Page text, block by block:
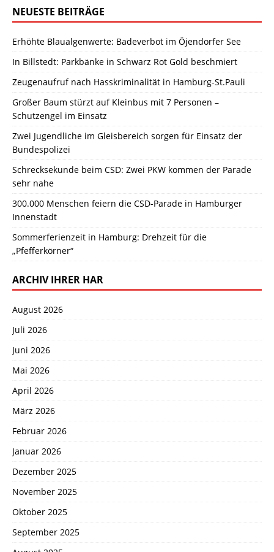
NEUESTE BEITRÄGE
Erhöhte Blaualgenwerte: Badeverbot im Öjendorfer See
In Billstedt: Parkbänke in Schwarz Rot Gold beschmiert
Zeugenaufruf nach Hasskriminalität in Hamburg-St.Pauli
Großer Baum stürzt auf Kleinbus mit 7 Personen –
Schutzengel im Einsatz
Zwei Jugendliche im Gleisbereich sorgen für Einsatz der
Bundespolizei
Schrecksekunde beim CSD: Zwei PKW kommen der Parade
sehr nahe
300.000 Menschen feiern die CSD-Parade in Hamburger
Innenstadt
Sommerferienzeit in Hamburg: Drehzeit für die
„Pfefferkörner“
ARCHIV IHRER HAR
August 2026
Juli 2026
Juni 2026
Mai 2026
April 2026
März 2026
Februar 2026
Januar 2026
Dezember 2025
November 2025
Oktober 2025
September 2025